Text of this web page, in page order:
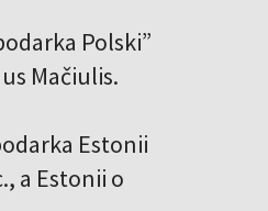
Polski”
Mačiulis.
Estonii
a Estonii o